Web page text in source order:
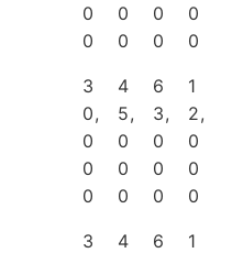
0
0
0
0
0
0
0
0
3
0,
0
0
0
4
5,
0
0
0
6
3,
0
0
0
1
2,
0
0
0
3
4
6
1